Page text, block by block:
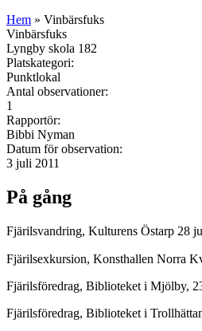
Hem » Vinbärsfuks
Vinbärsfuks
Lyngby skola 182
Platskategori:
Punktlokal
Antal observationer:
1
Rapportör:
Bibbi Nyman
Datum för observation:
3 juli 2011
På gång
Fjärilsvandring, Kulturens Östarp 28
Fjärilsexkursion, Konsthallen Norra
Fjärilsföredrag, Biblioteket i Mjölby,
Fjärilsföredrag, Biblioteket i